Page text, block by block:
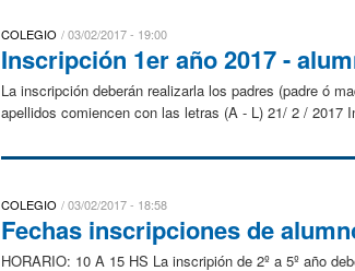
COLEGIO 03/02/2017 - 19:00
Inscripción 1er año 2017 -
La inscripción deberán realizarla los padres (padre ó
apellidos comiencen con las letras (A - L) 21/ 2 / 2017
COLEGIO 03/02/2017 - 18:58
Fechas inscripciones de
HORARIO: 10 A 15 HS La inscripión de 2º a 5º año